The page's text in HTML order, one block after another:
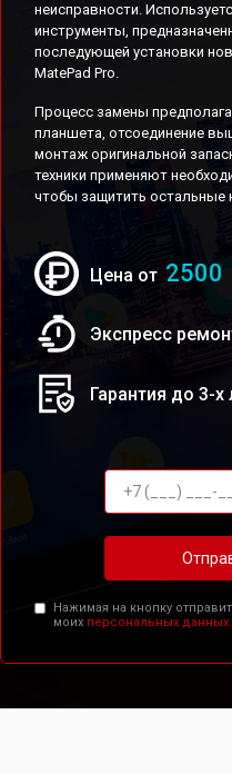
неисправности.
инструменты,
последующей установки
MatePad Pro.
Процесс замены
планшета, отсоединение
монтаж оригинальной
техники применяют
чтобы защитить остальные
Цена от 2500
Экспресс
Гарантия до 3-х
Нажимая на кнопку
моих персональных данных.